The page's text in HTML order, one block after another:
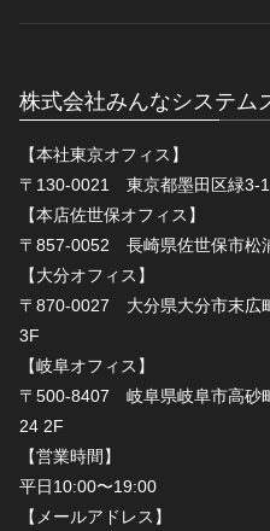
株式会社みんなシステム
【本社東京オフィス】
〒130-0021 東京都墨田区緑3-
【本店佐世保オフィス】
〒857-0052 長崎県佐世保市松
【大分オフィス】
〒870-0027 大分県大分市末広
3F
【岐阜オフィス】
〒500-8407 岐阜県岐阜市高砂
24 2F
【営業時間】
平日10:00〜19:00
【メールアドレス】